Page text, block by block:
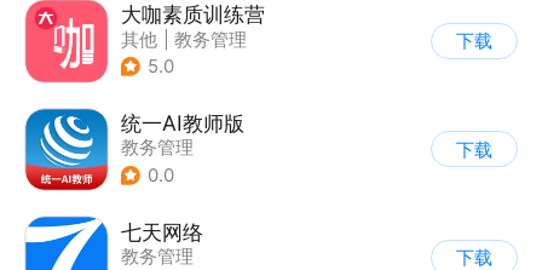
大咖素质训练营
其他
教务管理
5.0
下载
统一AI教师版
教务管理
0.0
下载
七天网络
教务管理
下载